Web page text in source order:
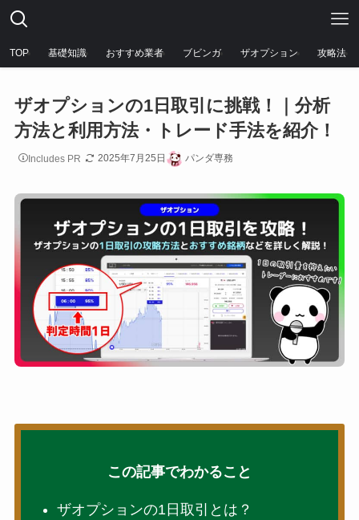
TOP 基礎知識 おすすめ業者 ブビンガ ザオプション 攻略法
ザオプションの1日取引に挑戦！｜分析
方法と利用方法・トレード手法を紹介！
Includes PR 2025年7月25日 パンダ専務
この記事でわかること
ザオプションの1日取引とは？